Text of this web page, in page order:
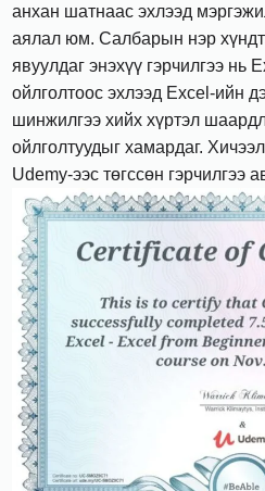
анхан шатнаас эхлээд
аялал юм. Салбарын нэр
явуулдаг энэхүү гэрчилгээ нь
ойлголтоос эхлээд Excel-ийн
шинжилгээ хийх хүртэл
ойлголтуудыг хамардаг.
Udemy-ээс төгссөн гэрчилгээ